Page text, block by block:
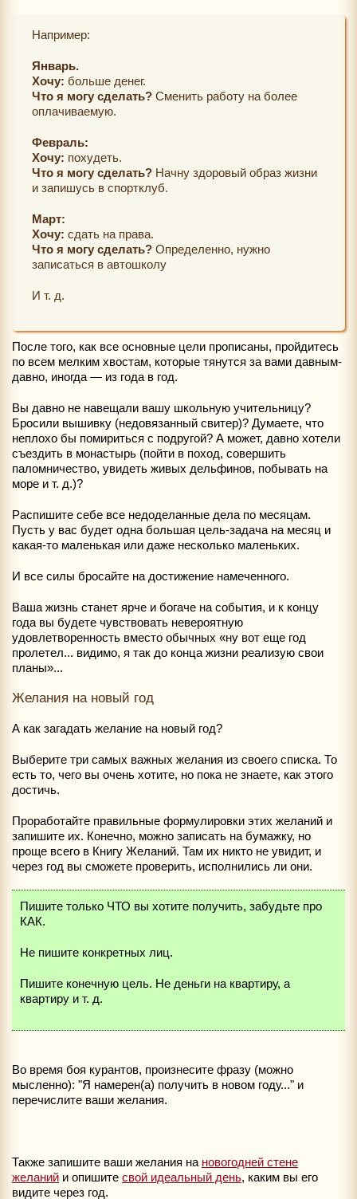
Например:
Январь.
Хочу: больше денег.
Что я могу сделать? Сменить работу на более
оплачиваемую.
Февраль:
Хочу: похудеть.
Что я могу сделать? Начну здоровый образ жизни
и запишусь в спортклуб.
Март:
Хочу: сдать на права.
Что я могу сделать? Определенно, нужно
записаться в автошколу
И т. д.
После того, как все основные цели прописаны, пройдитесь
по всем мелким хвостам, которые тянутся за вами давным-
давно, иногда — из года в год.
Вы давно не навещали вашу школьную учительницу?
Бросили вышивку (недовязанный свитер)? Думаете, что
неплохо бы помириться с подругой? А может, давно хотели
съездить в монастырь (пойти в поход, совершить
паломничество, увидеть живых дельфинов, побывать на
море и т. д.)?
Распишите себе все недоделанные дела по месяцам.
Пусть у вас будет одна большая цель-задача на месяц и
какая-то маленькая или даже несколько маленьких.
И все силы бросайте на достижение намеченного.
Ваша жизнь станет ярче и богаче на события, и к концу
года вы будете чувствовать невероятную
удовлетворенность вместо обычных «ну вот еще год
пролетел... видимо, я так до конца жизни реализую свои
планы»...
Желания на новый год
А как загадать желание на новый год?
Выберите три самых важных желания из своего списка. То
есть то, чего вы очень хотите, но пока не знаете, как этого
достичь.
Проработайте правильные формулировки этих желаний и
запишите их. Конечно, можно записать на бумажку, но
проще всего в Книгу Желаний. Там их никто не увидит, и
через год вы сможете проверить, исполнились ли они.
Пишите только ЧТО вы хотите получить, забудьте про
КАК.
Не пишите конкретных лиц.
Пишите конечную цель. Не деньги на квартиру, а
квартиру и т. д.
Во время боя курантов, произнесите фразу (можно
мысленно): "Я намерен(а) получить в новом году..." и
перечислите ваши желания.
Также запишите ваши желания на новогодней стене
желаний и опишите свой идеальный день, каким вы его
видите через год.